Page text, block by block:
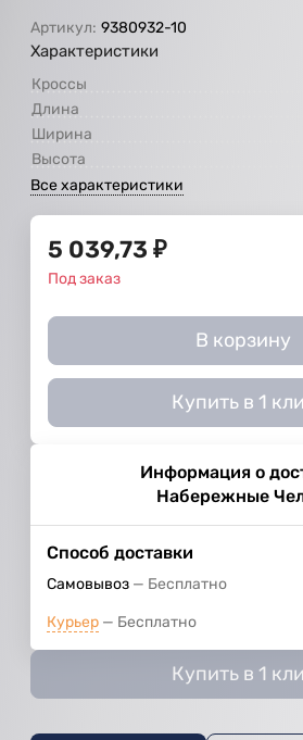
Артикул: 9380932-10
Характеристики
Кроссы
Длина
Ширина
Высота
Все характеристики
5 039,73 ₽
Под заказ
В корзину
Купить в 1
Информация о
Набережные
Способ доставки
Самовывоз Бесплатно
Курьер Бесплатно
Купить в 1